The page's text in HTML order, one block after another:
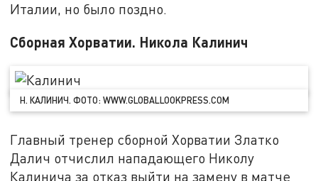
Италии, но было поздно.
Сборная Хорватии. Никола Калинич
Н. КАЛИНИЧ. ФОТО: WWW.GLOBALLOOKPRESS.COM
Главный тренер сборной Хорватии Златко
Далич отчислил нападающего Николу
Калинича за отказ выйти на замену в матче